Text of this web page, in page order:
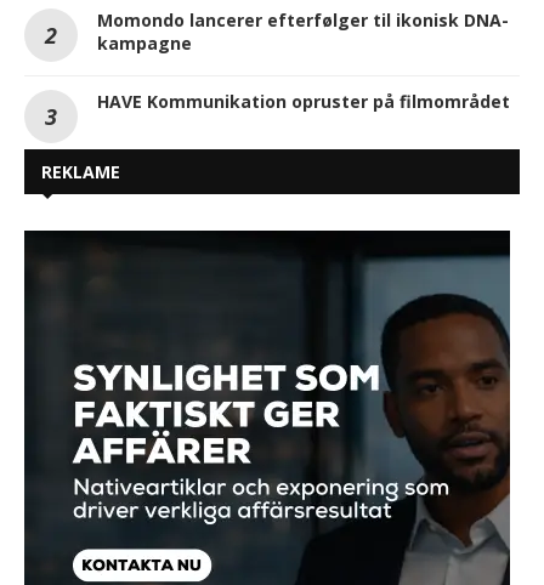
Momondo lancerer efterfølger til ikonisk DNA-
kampagne
HAVE Kommunikation opruster på filmområdet
REKLAME